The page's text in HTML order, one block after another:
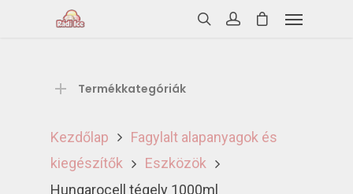
Termékkategóriák
Kezdőlap
Fagylalt alapanyagok és
kiegészítők
Eszközök
Hungarocell tégely 1000ml